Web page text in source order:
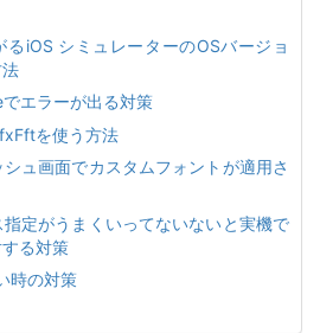
iOS シミュレーターのOSバージョ
エラーが出る対策
を使う方法
ュ画面でカスタムフォントが適用さ
定がうまくいってないないと実機で
る対策
時の対策